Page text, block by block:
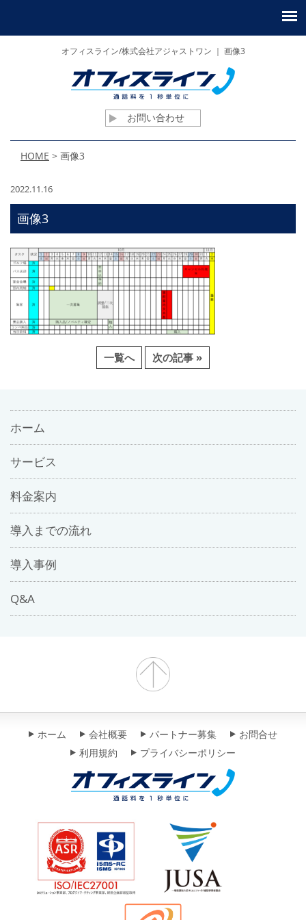
オフィスライン/株式会社アジャストワン ｜ 画像3
お問い合わせ
HOME > 画像3
2022.11.16
画像3
一覧へ 次の記事 »
ホーム
サービス
料金案内
導入までの流れ
導入事例
Q&A
ホーム 会社概要 パートナー募集
お問合せ
利用規約
プライバシーポリシー